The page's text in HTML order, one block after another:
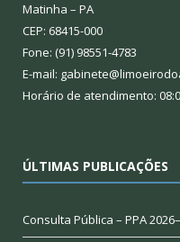
Matinha – PA
CEP: 68415-000
Fone: (91) 98551-4783
E-mail:
Horário de atendimento:
ÚLTIMAS PUBLICAÇÕES
Consulta Pública – PPA